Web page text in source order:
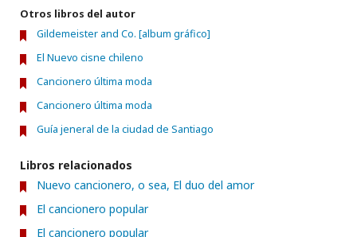
Otros libros del autor
Gildemeister and Co. [album gráfico]
El Nuevo cisne chileno
Cancionero última moda
Cancionero última moda
Guía jeneral de la ciudad de Santiago
Libros relacionados
Nuevo cancionero, o sea, El duo del amor
El cancionero popular
El cancionero popular